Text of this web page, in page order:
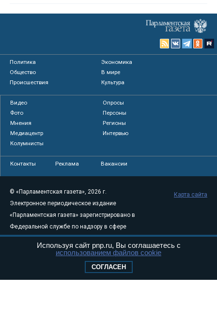
Политика
Экономика
Общество
В мире
Происшествия
Культура
Видео
Опросы
Фото
Персоны
Мнения
Регионы
Медиацентр
Интервью
Колумнисты
Контакты Реклама Вакансии
© «Парламентская газета», 2026 г.
Электронное периодическое издание
«Парламентская газета» зарегистрировано в
Федеральной службе по надзору в сфере
связи, информационных технологий и
массовых коммуникаций (Роскомнадзор) 05
Свидетельство о регистрации Эл № ФС77-
Карта сайта
Используя сайт pnp.ru, Вы соглашаетесь с
использованием файлов cookie
СОГЛАСЕН